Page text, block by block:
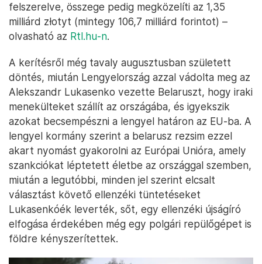
felszerelve, összege pedig megközelíti az 1,35
milliárd złotyt (mintegy 106,7 milliárd forintot) –
olvasható az Rtl.hu-n.
A kerítésről még tavaly augusztusban született
döntés, miután Lengyelország azzal vádolta meg az
Alekszandr Lukasenko vezette Belaruszt, hogy iraki
menekülteket szállít az országába, és igyekszik
azokat becsempészni a lengyel határon az EU-ba. A
lengyel kormány szerint a belarusz rezsim ezzel
akart nyomást gyakorolni az Európai Unióra, amely
szankciókat léptetett életbe az országgal szemben,
miután a legutóbbi, minden jel szerint elcsalt
választást követő ellenzéki tüntetéseket
Lukasenkóék leverték, sőt, egy ellenzéki újságíró
elfogása érdekében még egy polgári repülőgépet is
földre kényszerítettek.